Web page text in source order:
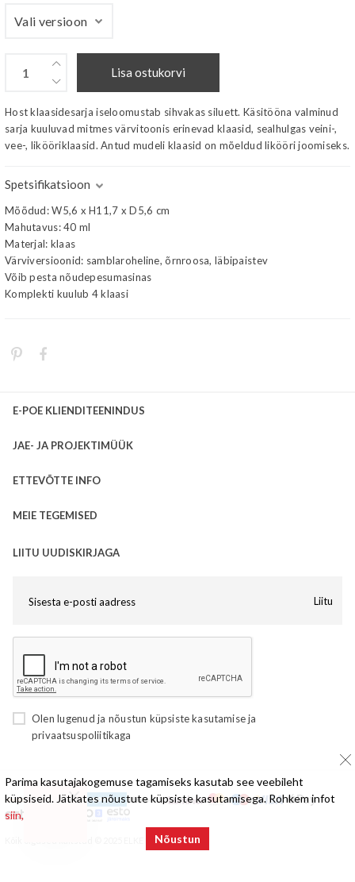
Lisa ostukorvi
Host klaasidesarja iseloomustab sihvakas siluett. Käsitööna valminud
sarja kuuluvad mitmes värvitoonis erinevad klaasid, sealhulgas veini-,
vee-, likööriklaasid. Antud mudeli klaasid on mõeldud likööri joomiseks.
Spetsifikatsioon
Mõõdud: W5,6 x H11,7 x D5,6 cm
Mahutavus: 40 ml
Materjal: klaas
Värviversioonid: samblaroheline, õrnroosa, läbipaistev
Võib pesta nõudepesumasinas
Komplekti kuulub 4 klaasi
E-POE KLIENDITEENINDUS
JAE- JA PROJEKTIMÜÜK
ETTEVÕTTE INFO
MEIE TEGEMISED
LIITU UUDISKIRJAGA
Liitu
Olen lugenud ja nõustun küpsiste kasutamiseja
privaatsuspoliitikaga
Kõik õigused kaitstud © 2025 ELKE Mööbel
Parima kasutajakogemuse tagamiseks kasutab see veebileht
küpsiseid. Jätkates nõustute küpsiste kasutamisega. Rohkem infot
siin,
Nõustun